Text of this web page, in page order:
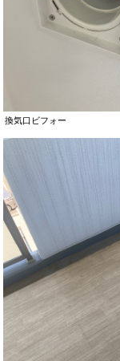
換気口ビフォー